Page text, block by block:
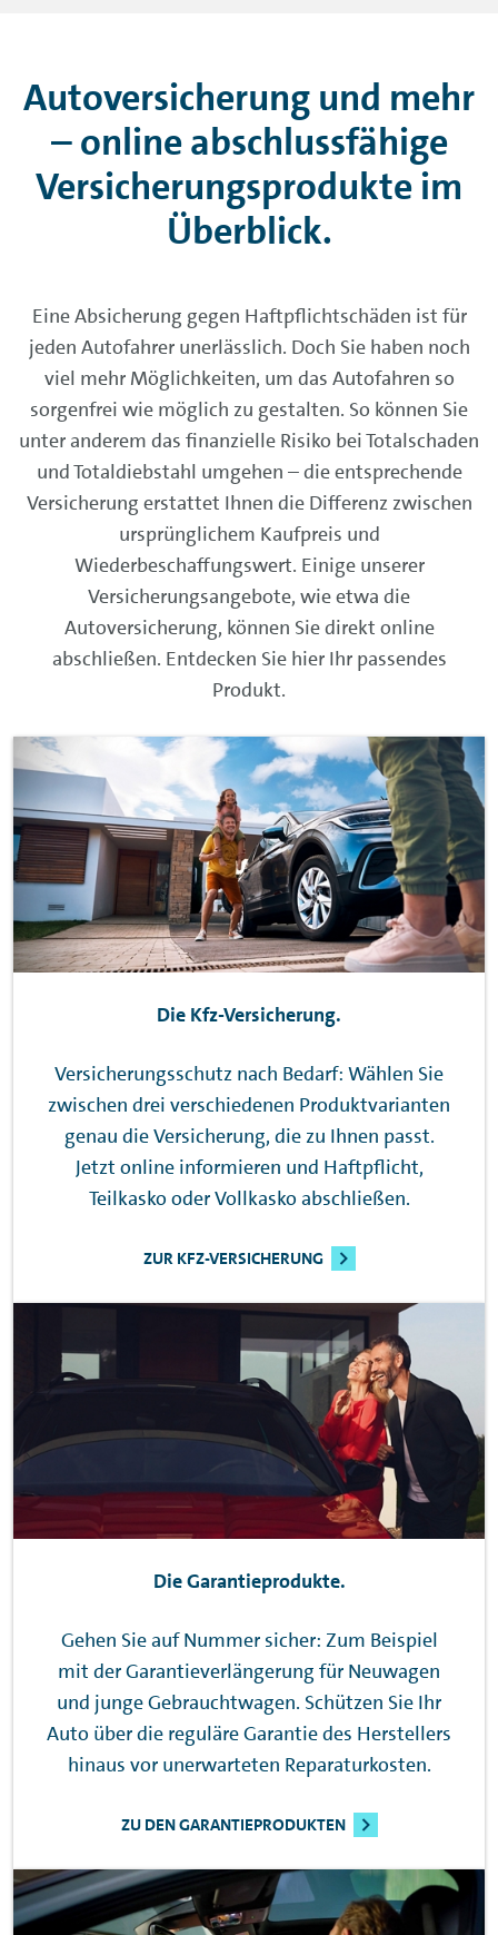
Autoversicherung und mehr
– online abschlussfähige
Versicherungsprodukte im
Überblick.
Eine Absicherung gegen Haftpflichtschäden ist für
jeden Autofahrer unerlässlich. Doch Sie haben noch
viel mehr Möglichkeiten, um das Autofahren so
sorgenfrei wie möglich zu gestalten. So können Sie
unter anderem das finanzielle Risiko bei Totalschaden
und Totaldiebstahl umgehen – die entsprechende
Versicherung erstattet Ihnen die Differenz zwischen
ursprünglichem Kaufpreis und
Wiederbeschaffungswert. Einige unserer
Versicherungsangebote, wie etwa die
Autoversicherung, können Sie direkt online
abschließen. Entdecken Sie hier Ihr passendes
Produkt.
Die Kfz-Versicherung.
Versicherungsschutz nach Bedarf: Wählen Sie
zwischen drei verschiedenen Produktvarianten
genau die Versicherung, die zu Ihnen passt.
Jetzt online informieren und Haftpflicht,
Teilkasko oder Vollkasko abschließen.
ZUR KFZ-VERSICHERUNG
Die Garantieprodukte.
Gehen Sie auf Nummer sicher: Zum Beispiel
mit der Garantieverlängerung für Neuwagen
und junge Gebrauchtwagen. Schützen Sie Ihr
Auto über die reguläre Garantie des Herstellers
hinaus vor unerwarteten Reparaturkosten.
ZU DEN GARANTIEPRODUKTEN